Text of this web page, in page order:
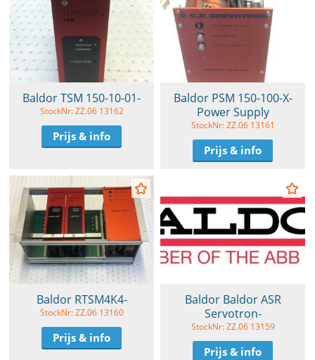
Baldor TSM 150-10-01-
StockNr: ZZ.06 13162
Prijs & info
Baldor PSM 150-100-X-
Power Supply
StockNr: ZZ.06 13161
Prijs & info
Baldor RTSM4K4-
StockNr: ZZ.06 13160
Prijs & info
Baldor Baldor ASR
Servotron-
StockNr: ZZ.06 13159
Prijs & info